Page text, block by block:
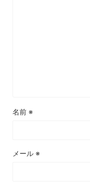
名前 ※
メール ※